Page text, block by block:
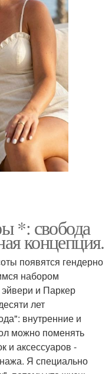
*: свобода
концепция.
появятся гендерно
набором
и Паркер
лет
внутренние и
можно поменять
и аксессуаров -
Я специально